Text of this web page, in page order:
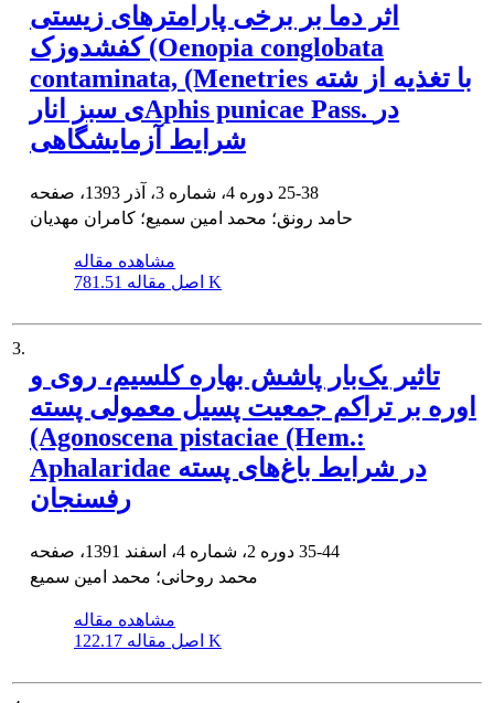
اثر دما بر برخی پارامترهای زیستی
کفشدوزک (Oenopia conglobata
contaminata, (Menetries با تغذیه از شته‏
ی سبز انارAphis punicae Pass. در
شرایط آزمایشگاهی
25-38
حامد رونق؛ محمد امین سمیع؛ کامران مهدیان
مشاهده مقاله
اصل مقاله 781.51 K
3.
تاثیر یک‌بار پاشش بهاره کلسیم، روی و
اوره بر تراکم جمعیت پسیل معمولی پسته
(Agonoscena pistaciae (Hem.:
Aphalaridae در شرایط باغ‌های پسته
رفسنجان
35-44
محمد روحانی؛ محمد امین سمیع
مشاهده مقاله
اصل مقاله 122.17 K